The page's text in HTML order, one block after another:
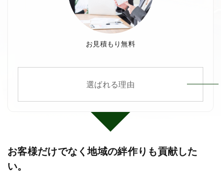
お見積もり無料
選ばれる理由
お客様だけでなく地域の絆作りも貢献した
い。